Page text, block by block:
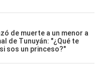
de muerte a un menor a
de Tunuyán: "¿Qué te
sos un princeso?"